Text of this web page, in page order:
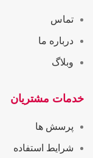
تماس
درباره ما
وبلاگ
خدمات مشتریان
پرسش ها
شرایط استفاده